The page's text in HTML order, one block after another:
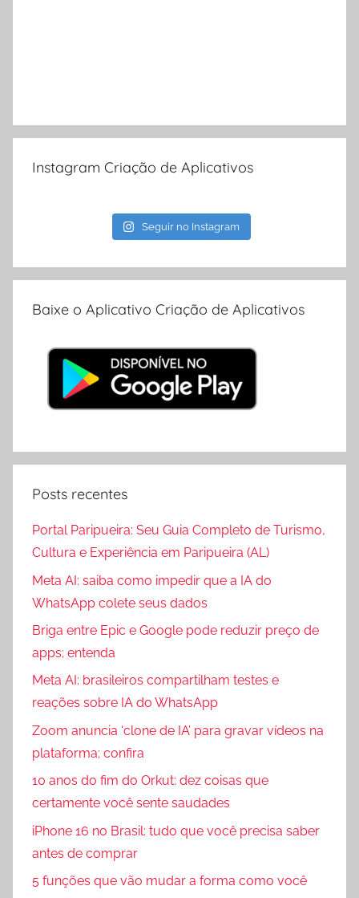
Instagram Criação de Aplicativos
Seguir no Instagram
Baixe o Aplicativo Criação de Aplicativos
Posts recentes
Portal Paripueira: Seu Guia Completo de Turismo,
Cultura e Experiência em Paripueira (AL)
Meta AI: saiba como impedir que a IA do
WhatsApp colete seus dados
Briga entre Epic e Google pode reduzir preço de
apps; entenda
Meta AI: brasileiros compartilham testes e
reações sobre IA do WhatsApp
Zoom anuncia ‘clone de IA’ para gravar vídeos na
plataforma; confira
10 anos do fim do Orkut: dez coisas que
certamente você sente saudades
iPhone 16 no Brasil: tudo que você precisa saber
antes de comprar
5 funções que vão mudar a forma como você